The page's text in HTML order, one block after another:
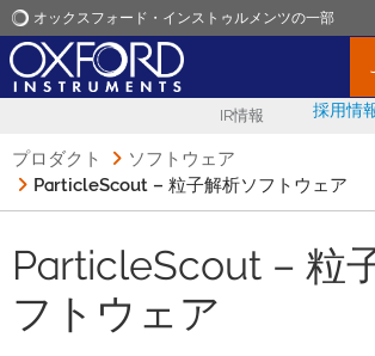
オックスフォード・インストゥルメンツの一部
オックスフォード・インストゥル
プロダクト
ニュース
IR情報 採用情
プロダクト
ソフトウェア
ParticleScout – 粒子解析ソフトウェア
ParticleScout – 粒
フトウェア